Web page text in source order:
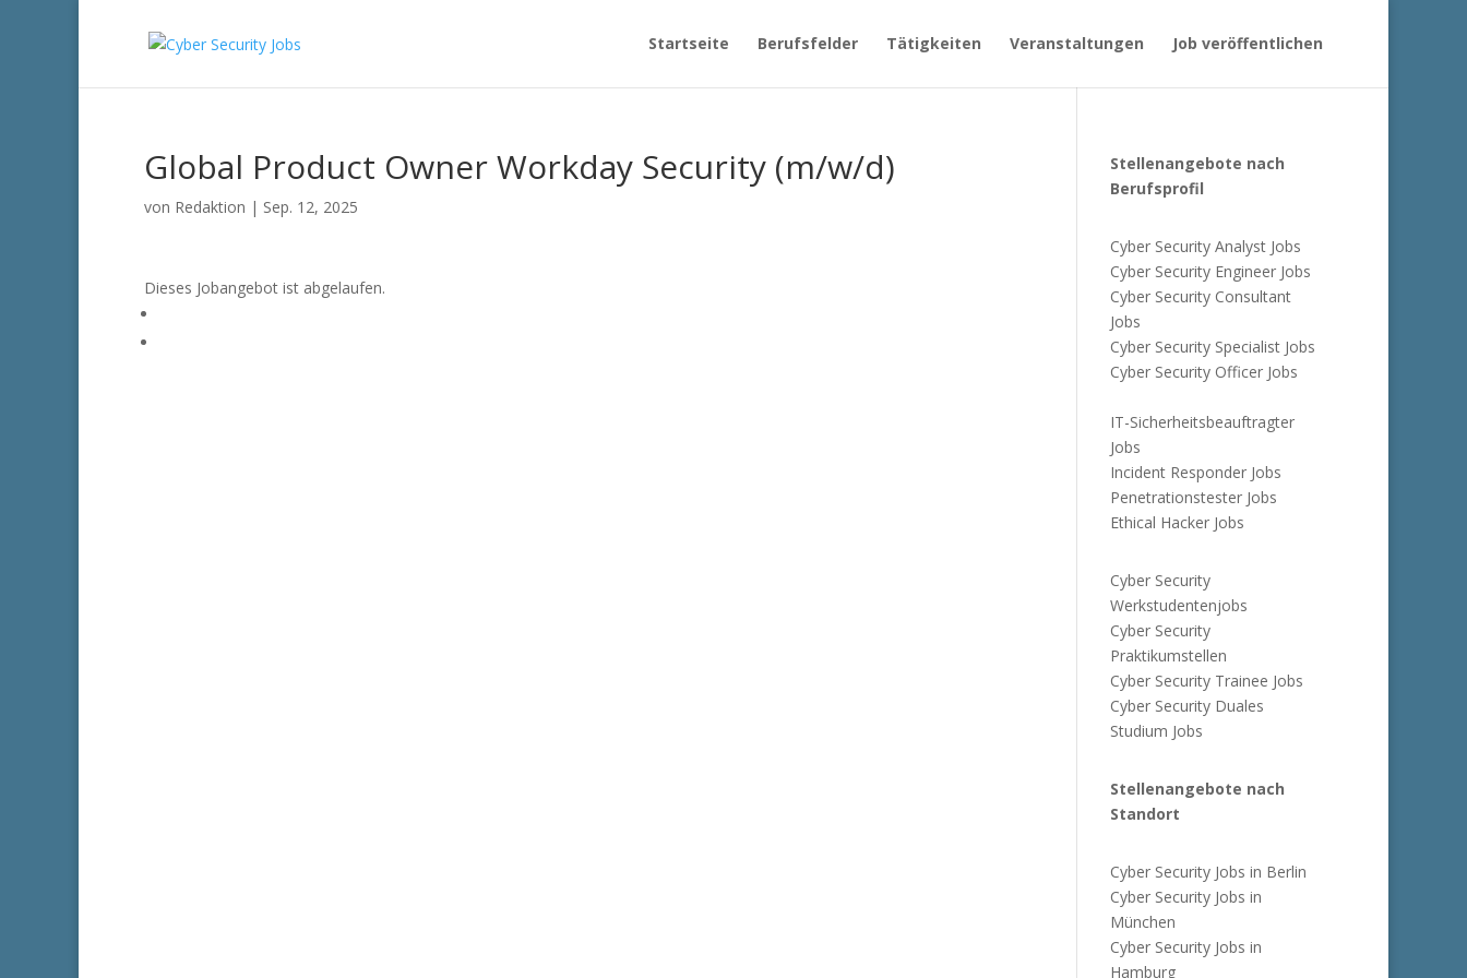
Startseite Berufsfelder Tätigkeiten Veranstaltungen Job veröffentlichen
Global Product Owner Workday Security (m/w/d)
von Redaktion | Sep. 12, 2025
Dieses Jobangebot ist abgelaufen.
Stellenangebote nach
Berufsprofil
Cyber Security Analyst Jobs
Cyber Security Engineer Jobs
Cyber Security Consultant
Jobs
Cyber Security Specialist Jobs
Cyber Security Officer Jobs
IT-Sicherheitsbeauftragter
Jobs
Incident Responder Jobs
Penetrationstester Jobs
Ethical Hacker Jobs
Cyber Security
Werkstudentenjobs
Cyber Security
Praktikumstellen
Cyber Security Trainee Jobs
Cyber Security Duales
Studium Jobs
Stellenangebote nach
Standort
Cyber Security Jobs in Berlin
Cyber Security Jobs in
München
Cyber Security Jobs in
Hamburg